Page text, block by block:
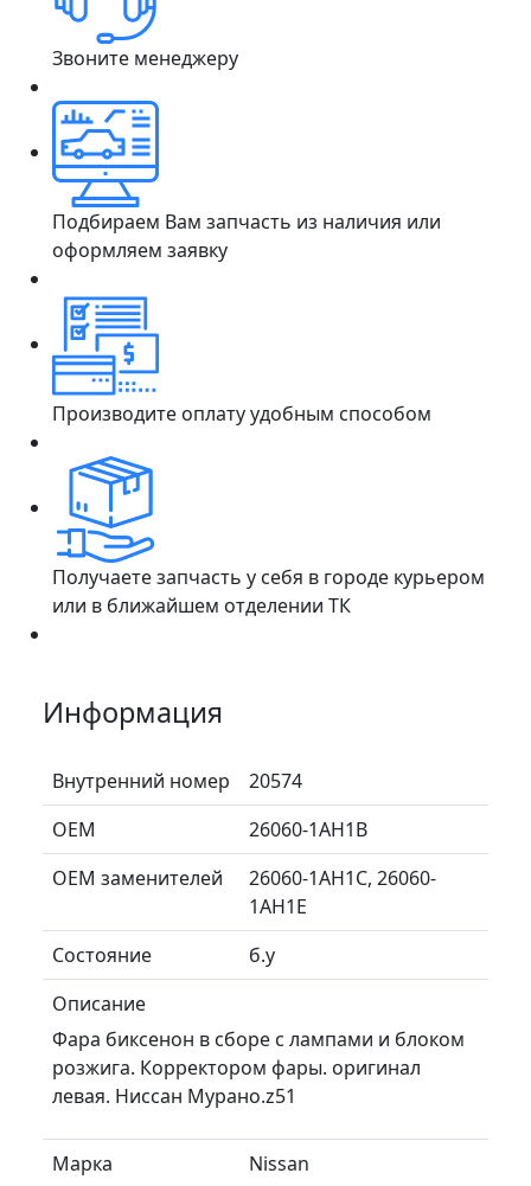
Звоните менеджеру
Подбираем Вам запчасть из наличия или
оформляем заявку
Производите оплату удобным способом
Получаете запчасть у себя в городе курьером
или в ближайшем отделении ТК
Информация
Внутренний номер
20574
ОЕМ
26060-1AH1B
ОЕМ заменителей
26060-1AH1C, 26060-
1AH1E
Состояние
б.у
Описание
Фара биксенон в сборе с лампами и блоком
розжига. Корректором фары. оригинал
левая. Ниссан Мурано.z51
Марка
Nissan